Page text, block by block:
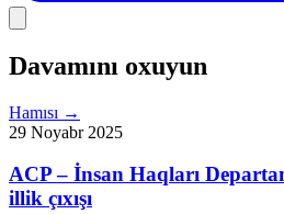
Davamını oxuyun
Hamısı →
29 Noyabr 2025
ACP – İnsan Haqları
illik çıxışı